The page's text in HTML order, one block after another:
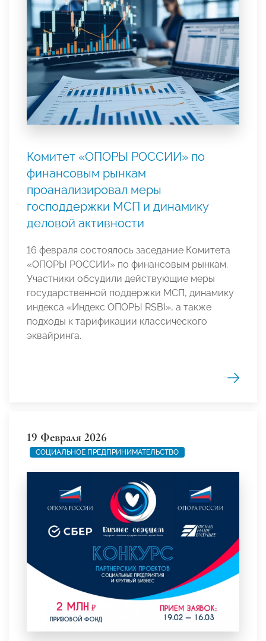
Комитет «ОПОРЫ РОССИИ» по
финансовым рынкам
проанализировал меры
господдержки МСП и динамику
деловой активности
16 февраля состоялось заседание Комитета
«ОПОРЫ РОССИИ» по финансовым рынкам.
Участники обсудили действующие меры
государственной поддержки МСП, динамику
индекса «Индекс ОПОРЫ RSBI», а также
подходы к тарификации классического
эквайринга.
19 Февраля 2026
СОЦИАЛЬНОЕ ПРЕДПРИНИМАТЕЛЬСТВО